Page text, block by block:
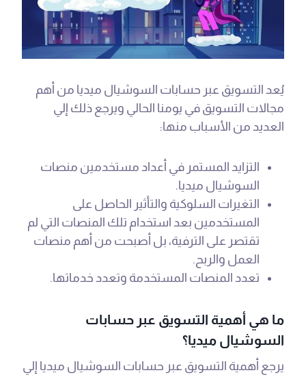
يُعد التسويق عبر حسابات السوشيال ميديا من أهم
مجالات التسويق في يومنا الحالي ويرجع ذلك إلي
العديد من الأسباب منها:
التزايد المستمر في أعداد مستخدمين منصات
السوشيال ميديا.
التغيرات السلوكية والتأثير الحاصل على
المستخدمين بعد استخدام تلك المنصات التي لم
تقتصر على الترفية، بل أصبحت من أهم منصات
العمل والربح.
تعدد المنصات المستخدمة وتعدد خدماتها.
ما هي أهمية التسويق عبر حسابات
السوشيال ميديا؟
يرجع أهمية التسويق عبر حسابات السوشيال ميديا إلي